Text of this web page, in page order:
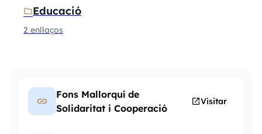
folderEducació
2 enllaços
link
Fons Mallorquí de
Solidaritat i Cooperació
open_in_newVisitar